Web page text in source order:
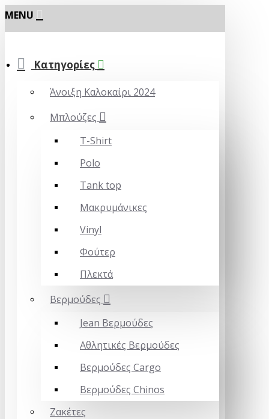
MENU
Κατηγορίες
Άνοιξη Καλοκαίρι 2024
Μπλούζες
T-Shirt
Polo
Tank top
Μακρυμάνικες
Vinyl
Φούτερ
Πλεκτά
Βερμούδες
Jean Βερμούδες
Αθλητικές Βερμούδες
Βερμούδες Cargo
Βερμούδες Chinos
Ζακέτες